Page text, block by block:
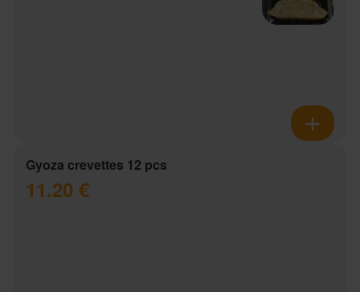
Gyoza crevettes 12 pcs
11.20 €